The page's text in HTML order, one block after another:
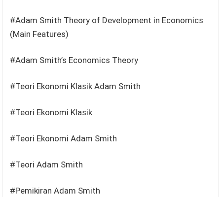
#Adam Smith Theory of Development in Economics
(Main Features)
#Adam Smith’s Economics Theory
#Teori Ekonomi Klasik Adam Smith
#Teori Ekonomi Klasik
#Teori Ekonomi Adam Smith
#Teori Adam Smith
#Pemikiran Adam Smith